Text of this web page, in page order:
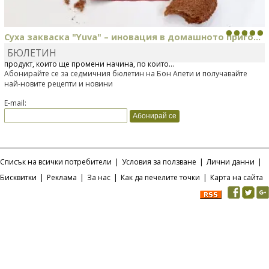
Суха закваска "Yuva" – иновация в домашното приго...
Отскоро Лесафр България стартира предлагането на изцяло нов
продукт, който ще промени начина, по който...
БЮЛЕТИН
Абонирайте се за седмичния бюлетин на Бон Апети и получавайте
най-новите рецепти и новини
E-mail:
Списък на всички потребители | Условия за ползване | Лични данни |
Бисквитки | Реклама | За нас | Как да печелите точки | Карта на сайта